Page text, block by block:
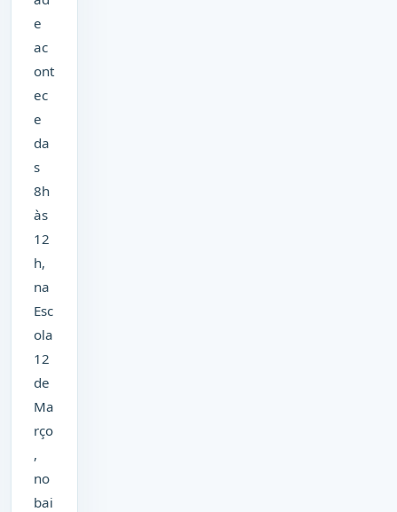
e
ac
ont
ec
e
da
s
8h
às
12
h,
na
Esc
ola
12
de
Ma
rço
,
no
bai